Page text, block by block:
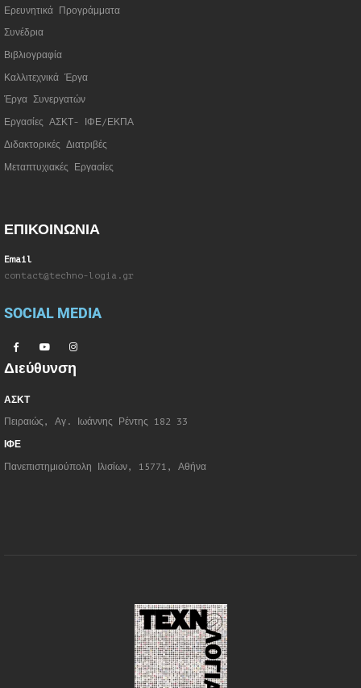
Ερευνητικά Προγράμματα
Συνέδρια
Βιβλιογραφία
Καλλιτεχνικά Έργα
Έργα Συνεργατών
Εργασίες ΑΣΚΤ- ΙΦΕ/ΕΚΠΑ
Διδακτορικές Διατριβές
Μεταπτυχιακές Εργασίες
ΕΠΙΚΟΙΝΩΝΙΑ
Email
contact@techno-logia.gr
SOCIAL MEDIA
Διεύθυνση
ΑΣΚΤ
Πειραιώς, Αγ. Ιωάννης Ρέντης 182 33
ΙΦΕ
Πανεπιστημιούπολη Ιλισίων, 15771, Αθήνα